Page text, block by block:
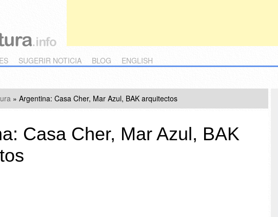
SUGERIR NOTICIA BLOG ENGLISH
» Argentina: Casa Cher, Mar Azul, BAK arquitectos
Casa Cher, Mar Azul, BAK